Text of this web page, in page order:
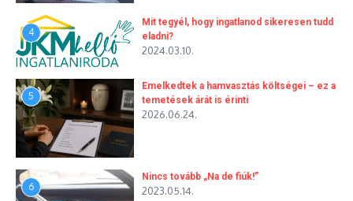
4
Mit tegyél, hogy ingatlanod sikeresen tudd
eladni?
2024.03.10.
5
Emelkedtek a hamvasztás költségei – ez a
temetések árát is érinti
2026.06.24.
6
Nincs tovább „Na de fiúk!”
2023.05.14.